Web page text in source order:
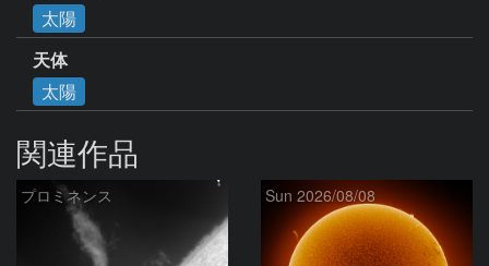
太陽
天体
太陽
関連作品
プロミネンス Sun 2026/08/08